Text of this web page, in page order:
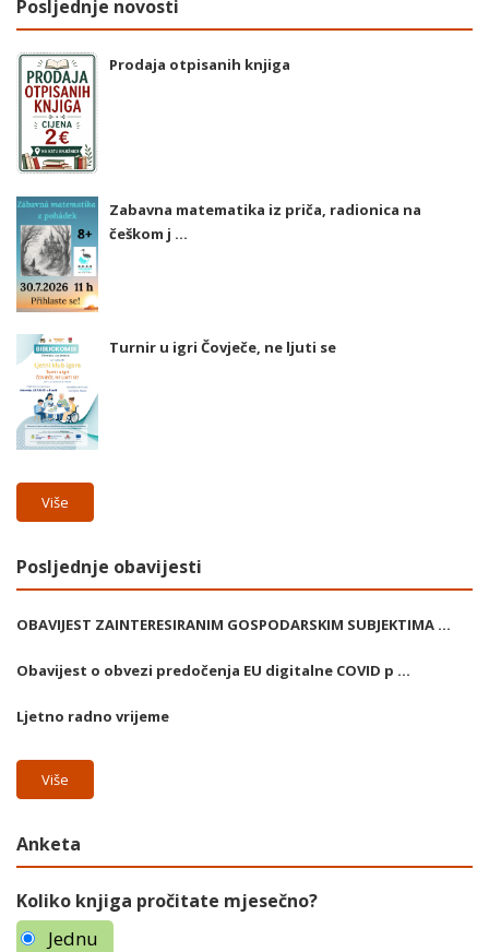
Posljednje novosti
Prodaja otpisanih knjiga
Zabavna matematika iz priča, radionica na
češkom j ...
Turnir u igri Čovječe, ne ljuti se
Više
Posljednje obavijesti
OBAVIJEST ZAINTERESIRANIM GOSPODARSKIM SUBJEKTIMA ...
Obavijest o obvezi predočenja EU digitalne COVID p ...
Ljetno radno vrijeme
Više
Anketa
Koliko knjiga pročitate mjesečno?
Jednu